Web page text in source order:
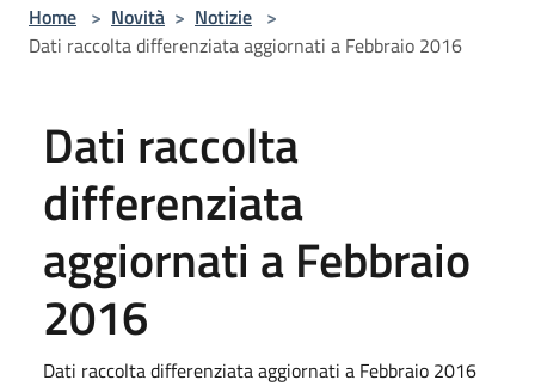
Home > Novità > Notizie >
Dati raccolta differenziata aggiornati a Febbraio 2016
Dati raccolta
differenziata
aggiornati a Febbraio
2016
Dati raccolta differenziata aggiornati a Febbraio 2016